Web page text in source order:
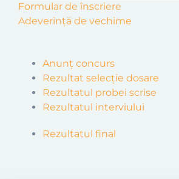
Formular de înscriere
Adeverință de vechime
Anunț concurs
Rezultat selecție dosare
Rezultatul probei scrise
Rezultatul interviului
Rezultatul final